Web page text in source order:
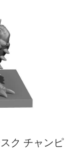
ク チャンピ